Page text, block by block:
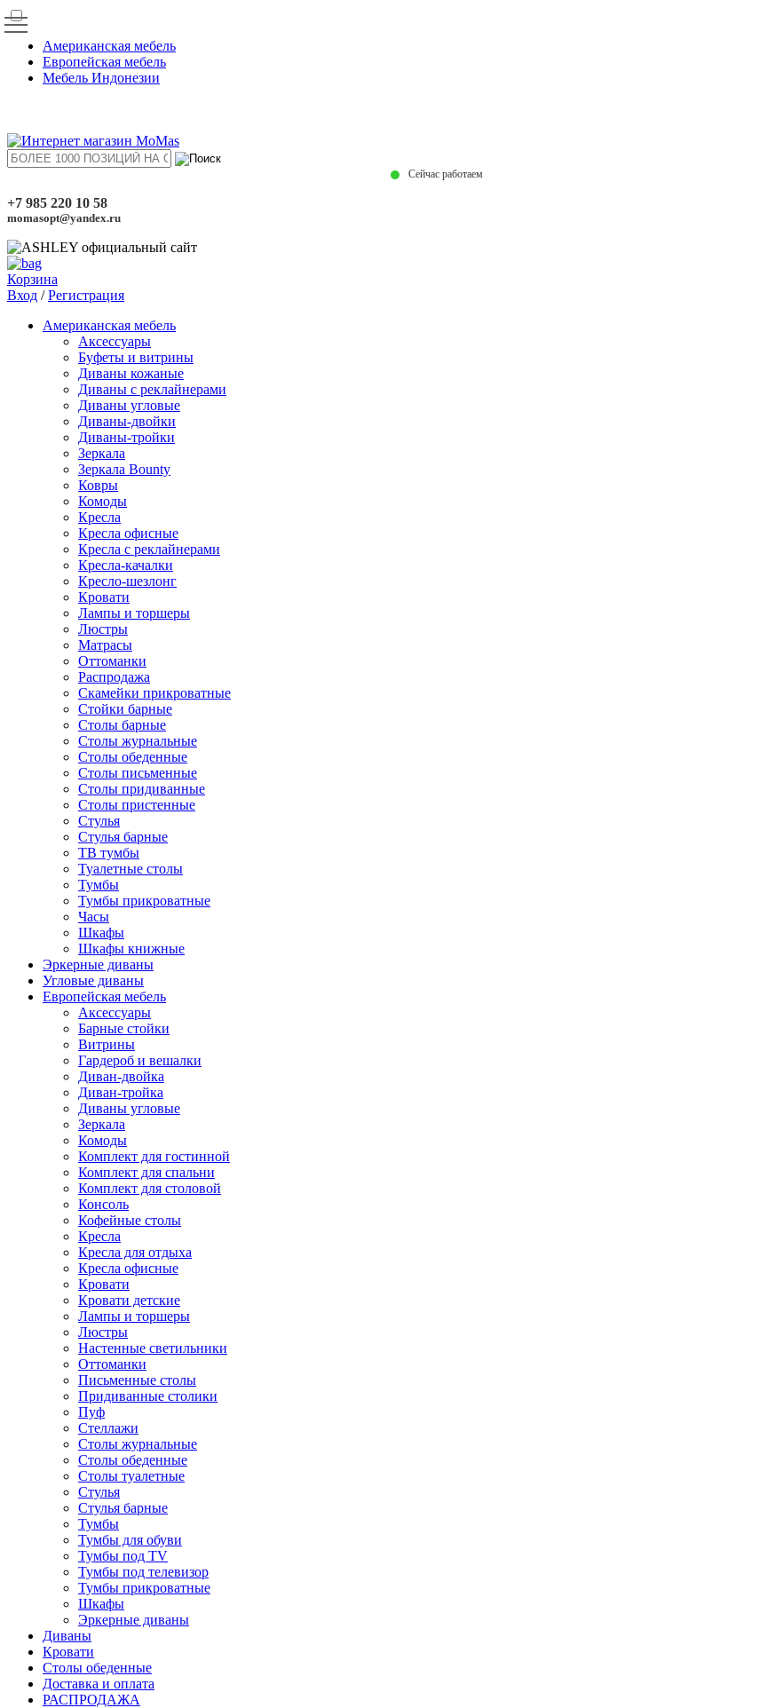
Американская мебель
Европейская мебель
Мебель Индонезии
Сейчас работаем
+7 985 220 10 58
momasopt@yandex.ru
Корзина
Вход /Регистрация
Американская мебель
Аксессуары
Буфеты и витрины
Диваны кожаные
Диваны с реклайнерами
Диваны угловые
Диваны-двойки
Диваны-тройки
Зеркала
Зеркала Bounty
Ковры
Комоды
Кресла
Кресла офисные
Кресла с реклайнерами
Кресла-качалки
Кресло-шезлонг
Кровати
Лампы и торшеры
Люстры
Матрасы
Оттоманки
Распродажа
Скамейки прикроватные
Стойки барные
Столы барные
Столы журнальные
Столы обеденные
Столы письменные
Столы придиванные
Столы пристенные
Стулья
Стулья барные
ТВ тумбы
Туалетные столы
Тумбы
Тумбы прикроватные
Часы
Шкафы
Шкафы книжные
Эркерные диваны
Угловые диваны
Европейская мебель
Аксессуары
Барные стойки
Витрины
Гардероб и вешалки
Диван-двойка
Диван-тройка
Диваны угловые
Зеркала
Комоды
Комплект для гостинной
Комплект для спальни
Комплект для столовой
Консоль
Кофейные столы
Кресла
Кресла для отдыха
Кресла офисные
Кровати
Кровати детские
Лампы и торшеры
Люстры
Настенные светильники
Оттоманки
Письменные столы
Придиванные столики
Пуф
Стеллажи
Столы журнальные
Столы обеденные
Столы туалетные
Стулья
Стулья барные
Тумбы
Тумбы для обуви
Тумбы под TV
Тумбы под телевизор
Тумбы прикроватные
Шкафы
Эркерные диваны
Диваны
Кровати
Столы обеденные
Доставка и оплата
РАСПРОДАЖА